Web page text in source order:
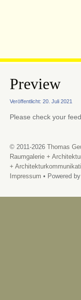
Preview
Veröffentlicht: 20. Juli 2021
Please check your
© 2011-2026 Thomas
Raumgalerie +
+
Impressum • Powered by